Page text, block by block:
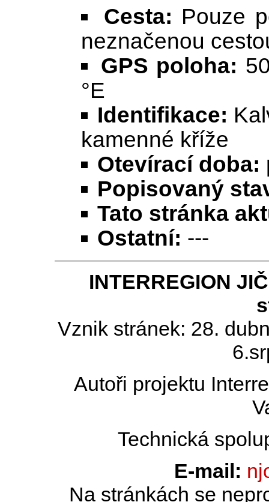
Cesta: Pouze
neznačenou
GPS poloha:
°E
Identifikace:
kamenné kříže
Otevírací doba:
Popisovaný
Tato stránka
Ostatní: ---
INTERREGION
Vznik stránek: 28.
Autoři projektu
Technická
E-mail:
Na stránkách se